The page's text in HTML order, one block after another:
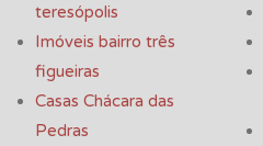
teresópolis
Imóveis bairro três
figueiras
Casas Chácara das
Pedras